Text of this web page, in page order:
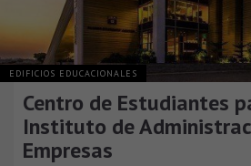
EDIFICIOS EDUCACIONALES
Centro de Estudiantes
Instituto de
Empresas